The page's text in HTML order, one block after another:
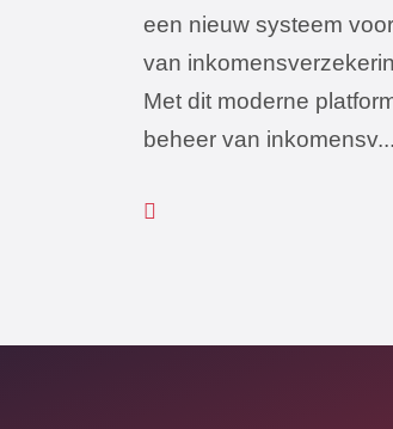
een nieuw systeem
van
Met dit moderne
beheer van inkomensv...